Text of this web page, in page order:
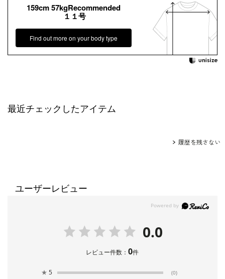
159cm 57kgRecommended
１１号
Find out more on your body type
最近チェックしたアイテム
履歴を残さない
ユーザーレビュー
0.0
レビュー件数：0件
★ 5 (0)